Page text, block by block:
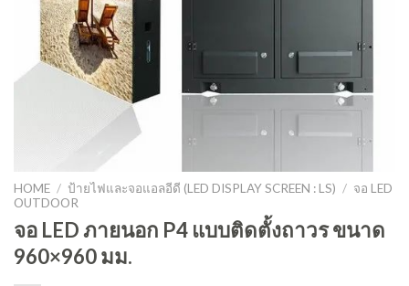
HOME / ป้ายไฟและจอแอลอีดี (LED DISPLAY SCREEN : LS) / จอ LED
OUTDOOR
จอ LED ภายนอก P4 แบบติดตั้งถาวร ขนาด
960×960 มม.